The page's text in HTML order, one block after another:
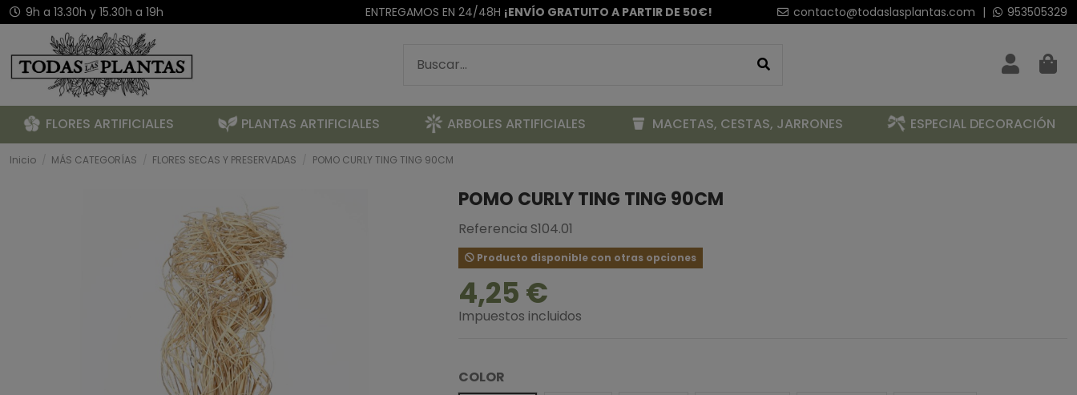
9h a 13.30h y 15.30h a 19h ENTREGAMOS EN 24/48H ¡ENVÍO GRATUITO A PARTIR DE 50€! contacto@todaslasplantas.com | 953505329
FLORES ARTIFICIALES PLANTAS ARTIFICIALES ARBOLES ARTIFICIALES MACETAS, CESTAS, JARRONES ESPECIAL DECORACIÓN
Inicio MÁS CATEGORÍAS FLORES SECAS Y PRESERVADAS POMO CURLY TING TING 90CM
POMO CURLY TING TING 90CM
Referencia S104.01
Producto disponible con otras opciones
4,25 €
Impuestos incluidos
COLOR